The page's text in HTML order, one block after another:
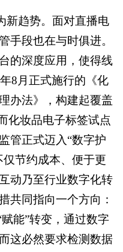
新趋势。面对直播电
手段也在与时俱进。
的深度应用，使得线
8月正式施行的《化
办法》，构建起覆盖
化妆品电子标签试点
管正式迈入“数字护
节约成本、便于更
动乃至行业数字化转
共同指向一个方向：
能”转变，通过数字
这必然要求检测数据